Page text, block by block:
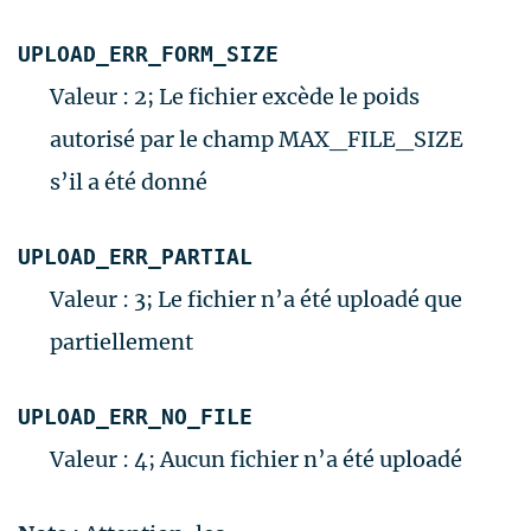
UPLOAD_ERR_FORM_SIZE
Valeur : 2; Le fichier excède le poids
autorisé par le champ MAX_FILE_SIZE
s’il a été donné
UPLOAD_ERR_PARTIAL
Valeur : 3; Le fichier n’a été uploadé que
partiellement
UPLOAD_ERR_NO_FILE
Valeur : 4; Aucun fichier n’a été uploadé